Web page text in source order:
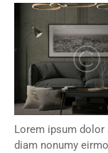
Lorem ipsum dolor
diam nonumy